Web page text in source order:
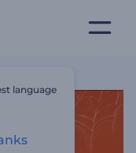
language